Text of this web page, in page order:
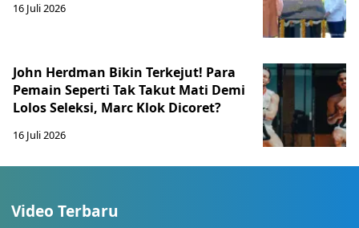
16 Juli 2026
John Herdman Bikin Terkejut! Para
Pemain Seperti Tak Takut Mati Demi
Lolos Seleksi, Marc Klok Dicoret?
16 Juli 2026
Video Terbaru